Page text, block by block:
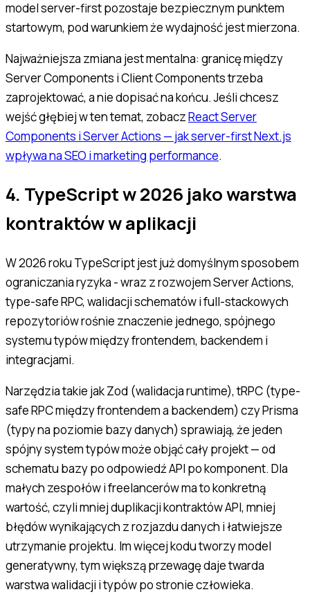
model server-first pozostaje bezpiecznym punktem
startowym, pod warunkiem że wydajność jest mierzona.
Najważniejsza zmiana jest mentalna: granicę między
Server Components i Client Components trzeba
zaprojektować, a nie dopisać na końcu. Jeśli chcesz
wejść głębiej w ten temat, zobaczReact Server
Components i Server Actions — jak server-first Next.js
wpływa na SEO i marketing performance.
4. TypeScript w 2026 jako warstwa
kontraktów w aplikacji
W 2026 roku TypeScript jest już domyślnym sposobem
ograniczania ryzyka - wraz z rozwojem Server Actions,
type-safe RPC, walidacji schematów i full-stackowych
repozytoriów rośnie znaczenie jednego, spójnego
systemu typów między frontendem, backendem i
integracjami.
Narzędzia takie jak Zod (walidacja runtime), tRPC (type-
safe RPC między frontendem a backendem) czy Prisma
(typy na poziomie bazy danych) sprawiają, że jeden
spójny system typów może objąć cały projekt — od
schematu bazy po odpowiedź API po komponent. Dla
małych zespołów i freelancerów ma to konkretną
wartość, czyli mniej duplikacji kontraktów API, mniej
błędów wynikających z rozjazdu danych i łatwiejsze
utrzymanie projektu. Im więcej kodu tworzy model
generatywny, tym większą przewagę daje twarda
warstwa walidacji i typów po stronie człowieka.